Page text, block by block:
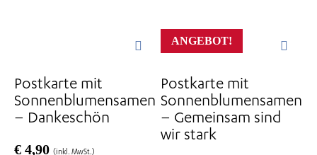
Postkarte mit
Sonnenblumensamen
– Dankeschön
€ 4,90 (inkl. MwSt.)
ANGEBOT!
Postkarte mit
Sonnenblumensamen
– Gemeinsam sind
wir stark